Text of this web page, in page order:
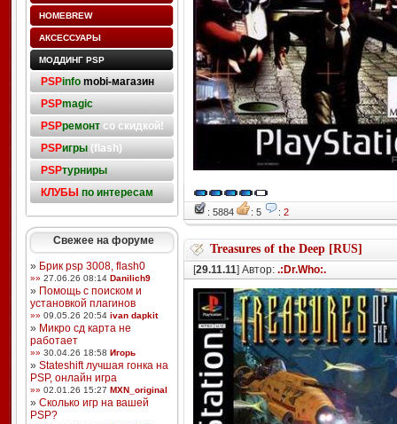
HOMEBREW
АКСЕССУАРЫ
МОДДИНГ PSP
PSPinfo mobi-магазин
PSPmagic
PSPремонтсо скидкой!
PSPигры(flash)
PSPтурниры
КЛУБЫ по интересам
Свежее на форуме
» Брик psp 3008, flash0
»» 27.06.26 08:14 Danilich9
» Помощь с поиском и
установкой плагинов
»» 09.05.26 20:54 ivan dapkit
» Микро сд карта не
работает
»» 30.04.26 18:58 Игорь
» Stateshift лучшая гонка на
PSP, онлайн игра
»» 02.01.26 15:27 MXN_original
» Сколько игр на вашей
PSP?
: 5884 : 5 : 2
Treasures of the Deep [RUS]
[29.11.11] Автор: .:Dr.Who:.